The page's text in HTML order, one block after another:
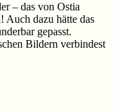
– das von Ostia
Auch dazu hätte das
gepasst.
Bildern verbindest